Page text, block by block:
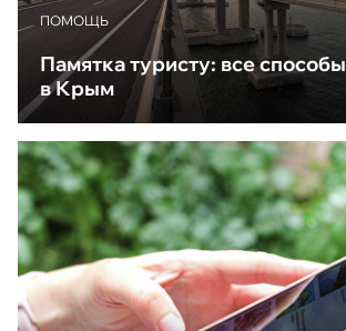
ПОМОЩЬ
Памятка туристу: все
в Крым